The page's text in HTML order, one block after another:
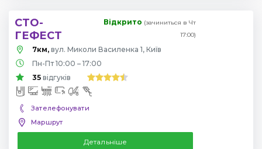
СТО-
ГЕФЕСТ
Відкрито (зачиниться в Чт
17:00)
7км, вул. Миколи Василенка 1, Київ
Пн-Пт 10:00 – 17:00
35 відгуків
Зателефонувати
Маршрут
Детальніше